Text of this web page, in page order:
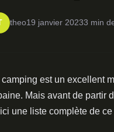
theo19 janvier 20233 min
camping est un excellent
Mais avant de partir
une liste complète de